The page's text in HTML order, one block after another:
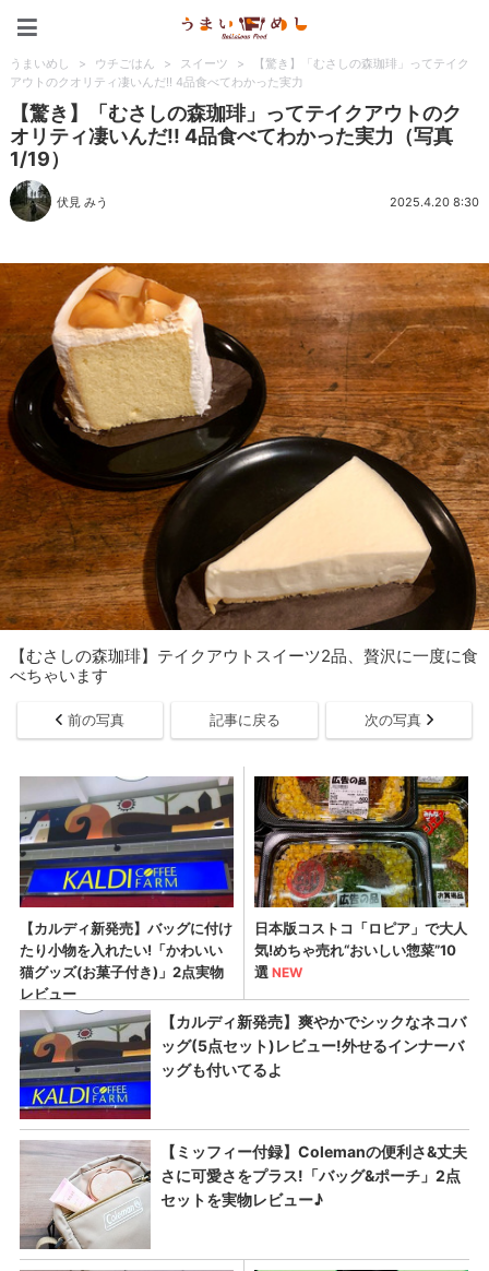
うまいめし > ウチごはん > スイーツ >
【驚き】「むさしの森珈琲」ってテイク
アウトのクオリティ凄いんだ!! 4品食べてわかった実力
【驚き】「むさしの森珈琲」ってテイクアウトのク
オリティ凄いんだ!! 4品食べてわかった実力（写真
1/19）
伏見 みう 2025.4.20 8:30
【むさしの森珈琲】テイクアウトスイーツ2品、贅沢に一度に食
べちゃいます
前の写真 記事に戻る 次の写真